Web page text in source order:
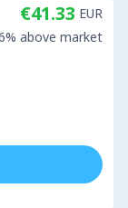
€41.33 EUR
above market